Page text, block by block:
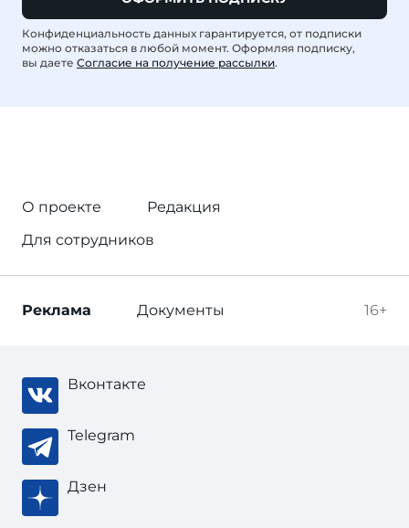
Конфиденциальность данных гарантируется, от подписки
можно отказаться в любой момент. Оформляя подписку,
вы даете Согласие на получение рассылки.
О проекте
Редакция
Для сотрудников
16+
Реклама Документы
Вконтакте
Telegram
Дзен